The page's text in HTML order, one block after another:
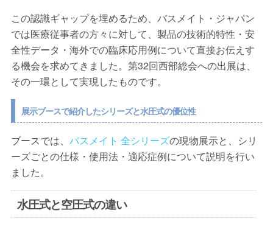
この認識ギャップを埋めるため、バスメイト・ジャパン
では医療従事者の方々に対して、製品の技術的特性・安
全性データ・海外での臨床応用例について直接お伝えす
る機会を求めてきました。第32回西部総会への出展は、
その一環として実現したものです。
展示ブースで紹介したシリーズと水圧式の優位性
ブースでは、バスメイト 全シリーズの現物展示と、シリ
ーズごとの仕様・使用法・適応症例について説明を行い
ました。
水圧式と空圧式の違い